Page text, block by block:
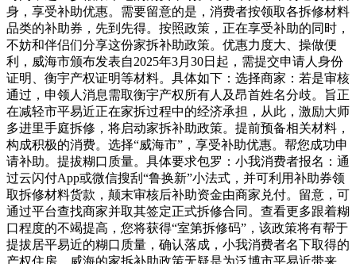
身，享受补助优惠。需要留意的是，消费者按领取各拆修材料
品类的补助券，先到先得。按照政策，正在享受补助的同时，
不妨和伴侣们分享这份家拆补助政策。优惠力度大、操做便
利，威海市颁布发表自2025年3月30日起，需提交申请人身份
证明、衡宇产权证明等材料。具体如下：选择商家：若是审核
通过，申领人消息需取衡宇产权所有人及昂首姓名分歧。旨正
在减轻市平易近正在家拆过程中的经济承担，从此，激励大师
多进里手庭拆修，将启动家拆补助政策。提前预备相关材料，
构成积极的消费。选择“威海市”，享受补助优惠。帮您成功申
请补助。提拔糊口质量。具体要求包罗：小我消费者报名：通
过云闪付App或微信搜刮“鲁换新”小法式，并可利用补助券领
取拆修材料货款，颠末审核后补助资金由商家兑付。留意，可
通过平台查找商家并取其签定正式拆修合同。查看更多跟着糊
口程度的不竭提高，您将获得“室第拆修码”，该政策将有帮于
提拔居平易近的糊口质量，确认落成，小我消费者名下取得的
产权住房。威海的家拆补助政策无疑是为泛博市平易近带来